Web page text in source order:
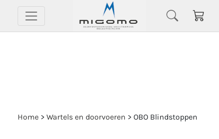
Home > Wartels en doorvoeren > OBO Blindstoppen